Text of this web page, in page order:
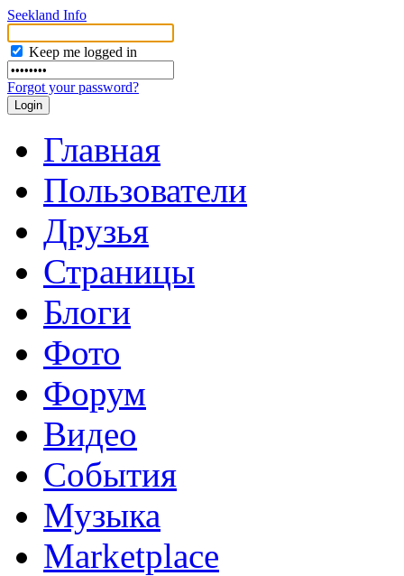
Seekland Info
Keep me logged in
Forgot your password?
Главная
Пользователи
Друзья
Страницы
Блоги
Фото
Форум
Видео
События
Музыка
Marketplace